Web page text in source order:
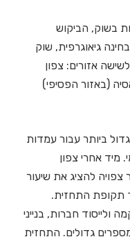
בשוק, הביקוש
גיאוגרפית, שוק
אזורים: צפון
(באזור הפסיפי)
ביותר עבור עמדות
אחרי צפון
להציג את שיעור
תקופת התחזית.
ולייסוד חברות, בנייני
גדולים. התחזית